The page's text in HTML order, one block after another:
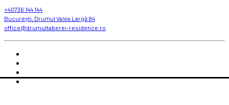
+40736 144 144
București, Drumul Valea Largă 84
office@drumultaberei-residence.ro